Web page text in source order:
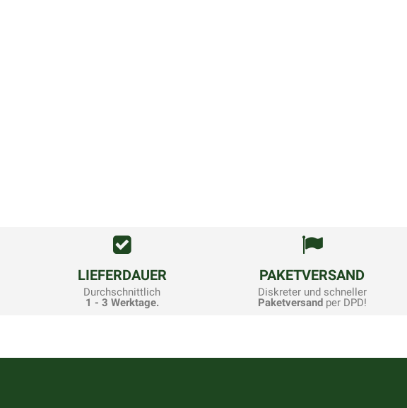
LIEFERDAUER
Durchschnittlich
1 - 3 Werktage.
PAKETVERSAND
Diskreter und schneller
Paketversandper DPD!